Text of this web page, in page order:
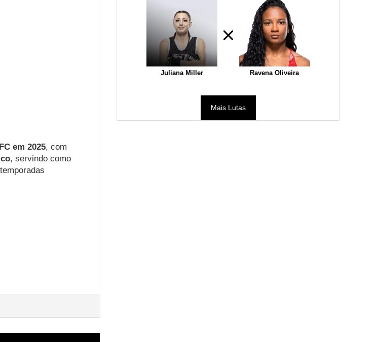
em 2025, com
, servindo como
Juliana Miller Ravena Oliveira
Mais Lutas